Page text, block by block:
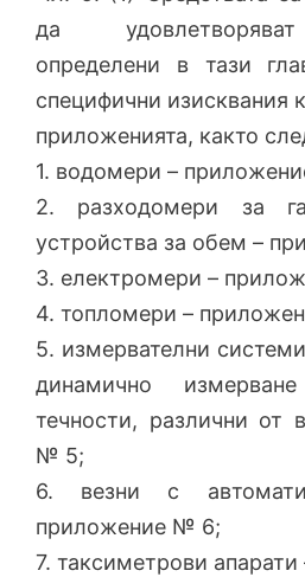
да
определени в тази
специфични изисквания
приложенията, както
1. водомери –
2. разходомери за
устройства за обем –
3. електромери –
4. топломери –
5. измервателни
динамично
течности, различни от
№ 5;
6. везни с
приложение № 6;
7. таксиметрови